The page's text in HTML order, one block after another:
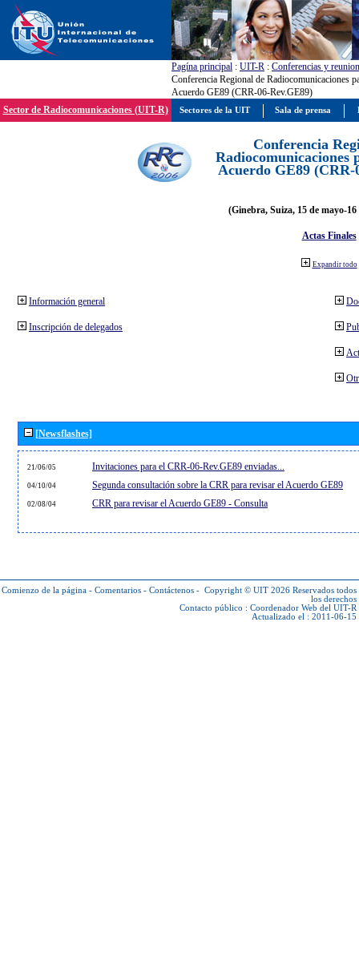
Pagína principal : UIT-R : Conferencias y
Conferencia Regional de Radiocomunicaciones
Acuerdo GE89 (CRR-06-Rev.GE89)
Sector de Radiocomunicaciones (UIT-R)
Conferencia
Radiocomunicaciones
Acuerdo GE89 (CRR-
(Ginebra, Suiza, 15 de mayo-
Actas Finales
Expandir todo
Información general
Inscripción de delegados
[Newsflashes]
21/06/05 Invitaciones para el CRR-06-Rev.GE89 enviadas...
04/10/04 Segunda consultación sobre la CRR para revisar el Acuerdo GE89
02/08/04 CRR para revisar el Acuerdo GE89 - Consulta
Comienzo de la página - Comentarios - Contáctenos - Copyright © UIT 2026 Reservados todos
los derechos
Contacto público : Coordenador Web del UIT-R
Actualizado el : 2011-06-15
Sectores de la UIT Sala de prensa